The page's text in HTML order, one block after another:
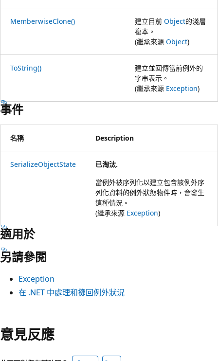
MemberwiseClone() 建立目前 Object的淺層
複本。
(繼承來源 Object)
ToString()
建立並回傳當前例外的
字串表示。
(繼承來源 Exception)
事件
名稱 Description
SerializeObjectState
已淘汰.
當例外被序列化以建立包含該例外序
列化資料的例外狀態物件時，會發生
這種情況。
(繼承來源 Exception)
適用於
另請參閱
Exception
在 .NET 中處理和擲回例外狀況
意見反應